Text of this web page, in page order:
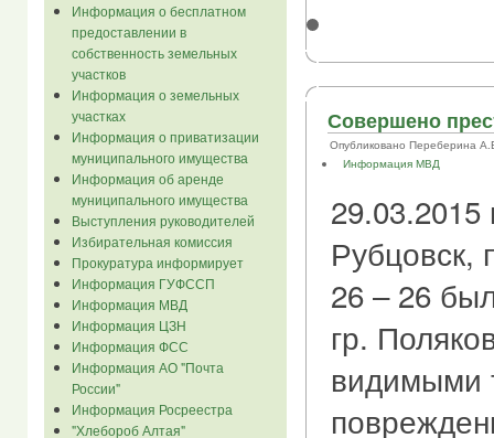
Информация о бесплатном
предоставлении в
собственность земельных
участков
Информация о земельных
участках
Информация о приватизации
муниципального имущества
Информация об аренде
муниципального имущества
Выступления руководителей
Избирательная комиссия
Прокуратура информирует
Информация ГУФССП
Информация МВД
Информация ЦЗН
Информация ФСС
Информация АО "Почта
России"
Информация Росреестра
"Хлебороб Алтая"
Совершено
Опубликовано Переберина
Информация МВД
29.03.2015
Рубцовск,
26 – 26
гр.
видимыми